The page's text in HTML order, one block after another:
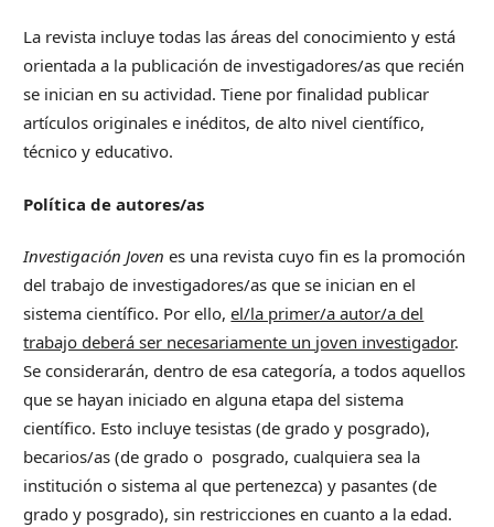
La revista incluye todas las áreas del conocimiento y está
orientada a la publicación de investigadores/as que recién
se inician en su actividad. Tiene por finalidad publicar
artículos originales e inéditos, de alto nivel científico,
técnico y educativo.
Política de autores/as
Investigación Joven es una revista cuyo fin es la promoción
del trabajo de investigadores/as que se inician en el
sistema científico. Por ello,el/la primer/a autor/a del
trabajo deberá ser necesariamente un joven investigador.
Se considerarán, dentro de esa categoría, a todos aquellos
que se hayan iniciado en alguna etapa del sistema
científico. Esto incluye tesistas (de grado y posgrado),
becarios/as (de grado o posgrado, cualquiera sea la
institución o sistema al que pertenezca) y pasantes (de
grado y posgrado), sin restricciones en cuanto a la edad.